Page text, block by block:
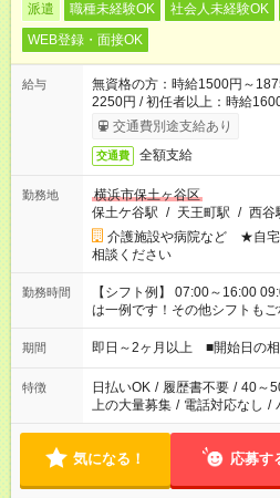
派遣 職種未経験OK 社会人未経験OK
WEB登録・面接OK
給与
無資格の方：時給1500円～
2250円 / 初任者以上：時給
交通費別途支給あり
交通費 全額支給
勤務地
横浜市保土ヶ谷区
保土ケ谷駅 / 天王町駅 / 西谷
介護施設や病院など ★自宅
相談ください
勤務時間
【シフト例】 07:00～16:00
は一例です！その他シフトもご
期間 即日～2ヶ月以上 ■開始日の相
特徴 日払いOK / 履歴書不要 / 40～
上の大量募集 / 電話対応なし /
気になる！ 応募す